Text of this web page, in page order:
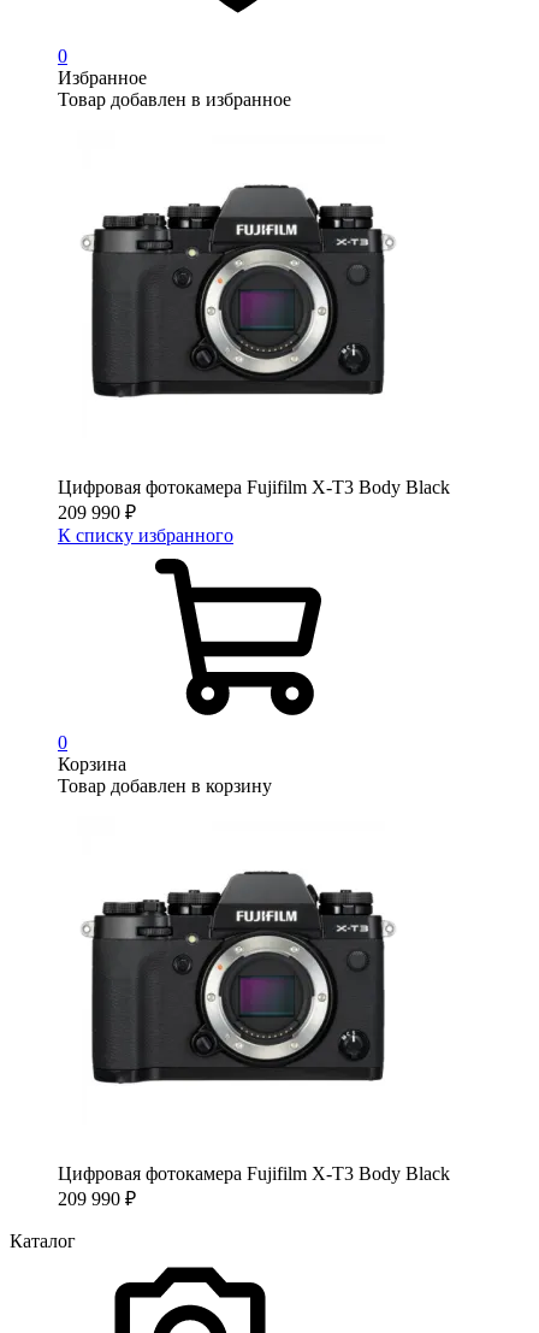
0
Избранное
Товар добавлен в избранное
Цифровая фотокамера Fujifilm X-T3 Body Black
209 990 ₽
К списку избранного
0
Корзина
Товар добавлен в корзину
Цифровая фотокамера Fujifilm X-T3 Body Black
209 990 ₽
Каталог